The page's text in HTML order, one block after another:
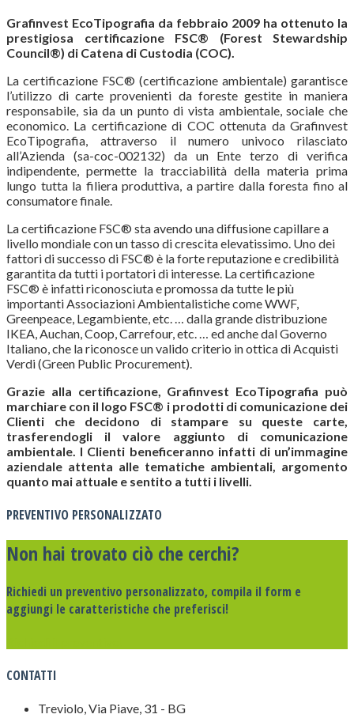
Grafinvest EcoTipografia da febbraio 2009 ha ottenuto la
prestigiosa certificazione FSC® (Forest Stewardship
Council®) di Catena di Custodia (COC).
La certificazione FSC® (certificazione ambientale) garantisce
l’utilizzo di carte provenienti da foreste gestite in maniera
responsabile, sia da un punto di vista ambientale, sociale che
economico. La certificazione di COC ottenuta da Grafinvest
EcoTipografia, attraverso il numero univoco rilasciato
all’Azienda (sa-coc-002132) da un Ente terzo di verifica
indipendente, permette la tracciabilità della materia prima
lungo tutta la filiera produttiva, a partire dalla foresta fino al
consumatore finale.
La certificazione FSC® sta avendo una diffusione capillare a
livello mondiale con un tasso di crescita elevatissimo. Uno dei
fattori di successo di FSC® è la forte reputazione e credibilità
garantita da tutti i portatori di interesse. La certificazione
FSC® è infatti riconosciuta e promossa da tutte le più
importanti Associazioni Ambientalistiche come WWF,
Greenpeace, Legambiente, etc. … dalla grande distribuzione
IKEA, Auchan, Coop, Carrefour, etc. … ed anche dal Governo
Italiano, che la riconosce un valido criterio in ottica di Acquisti
Verdi (Green Public Procurement).
Grazie alla certificazione, Grafinvest EcoTipografia può
marchiare con il logo FSC® i prodotti di comunicazione dei
Clienti che decidono di stampare su queste carte,
trasferendogli il valore aggiunto di comunicazione
ambientale. I Clienti beneficeranno infatti di un’immagine
aziendale attenta alle tematiche ambientali, argomento
quanto mai attuale e sentito a tutti i livelli.
PREVENTIVO PERSONALIZZATO
Non hai trovato ciò che cerchi?
Richiedi un preventivo personalizzato, compila il form e
aggiungi le caratteristiche che preferisci!
CONTATTI
Treviolo, Via Piave, 31 - BG